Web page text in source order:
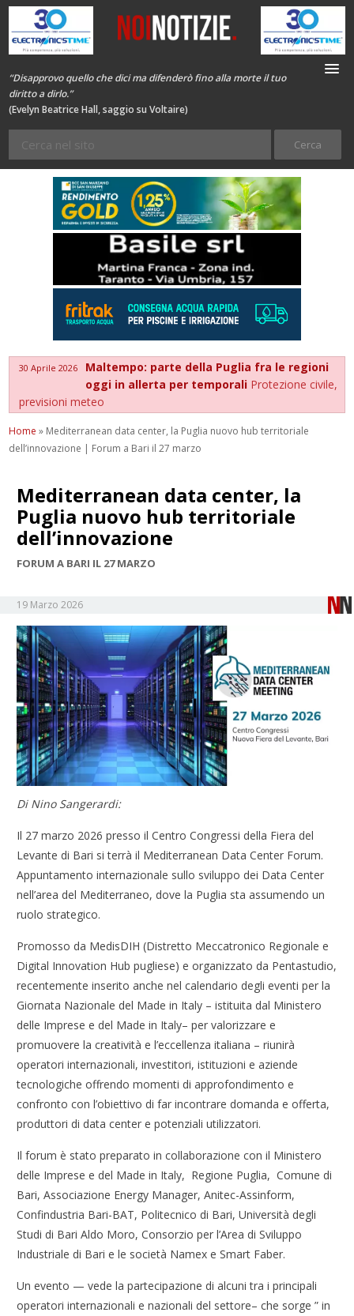
“Disapprovo quello che dici ma difenderò fino alla morte il tuo
diritto a dirlo.”
(Evelyn Beatrice Hall, saggio su Voltaire)
30 Aprile 2026
Maltempo: parte della Puglia fra le regioni
oggi in allerta per temporali Protezione civile,
previsioni meteo
Home » Mediterranean data center, la Puglia nuovo hub territoriale
dell’innovazione | Forum a Bari il 27 marzo
Mediterranean data center, la
Puglia nuovo hub territoriale
dell’innovazione
FORUM A BARI IL 27 MARZO
19 Marzo 2026
Di Nino Sangerardi:
Il 27 marzo 2026 presso il Centro Congressi della Fiera del
Levante di Bari si terrà il Mediterranean Data Center Forum.
Appuntamento internazionale sullo sviluppo dei Data Center
nell’area del Mediterraneo, dove la Puglia sta assumendo un
ruolo strategico.
Promosso da MedisDIH (Distretto Meccatronico Regionale e
Digital Innovation Hub pugliese) e organizzato da Pentastudio,
recentemente inserito anche nel calendario degli eventi per la
Giornata Nazionale del Made in Italy – istituita dal Ministero
delle Imprese e del Made in Italy– per valorizzare e
promuovere la creatività e l’eccellenza italiana – riunirà
operatori internazionali, investitori, istituzioni e aziende
tecnologiche offrendo momenti di approfondimento e
confronto con l’obiettivo di far incontrare domanda e offerta,
produttori di data center e potenziali utilizzatori.
Il forum è stato preparato in collaborazione con il Ministero
delle Imprese e del Made in Italy, Regione Puglia, Comune di
Bari, Associazione Energy Manager, Anitec-Assinform,
Confindustria Bari-BAT, Politecnico di Bari, Università degli
Studi di Bari Aldo Moro, Consorzio per l’Area di Sviluppo
Industriale di Bari e le società Namex e Smart Faber.
Un evento — vede la partecipazione di alcuni tra i principali
operatori internazionali e nazionali del settore– che sorge ” in